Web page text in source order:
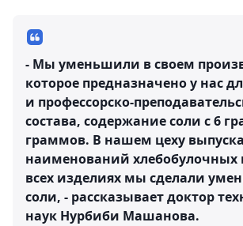
- Мы уменьшили в своем
которое предназначено у нас
и профессорско-
состава, содержание соли с 6
граммов. В нашем цеху
наименований хлебобулочных
всех изделиях мы сделали
соли, - рассказывает доктор
наук Нурбиби Машанова.